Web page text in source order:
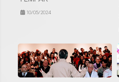
10/05/2024